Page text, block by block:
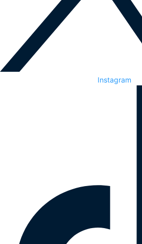
Instagram